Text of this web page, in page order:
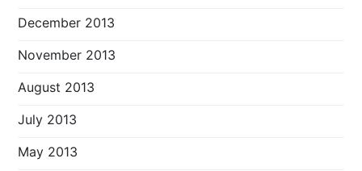
December 2013
November 2013
August 2013
July 2013
May 2013